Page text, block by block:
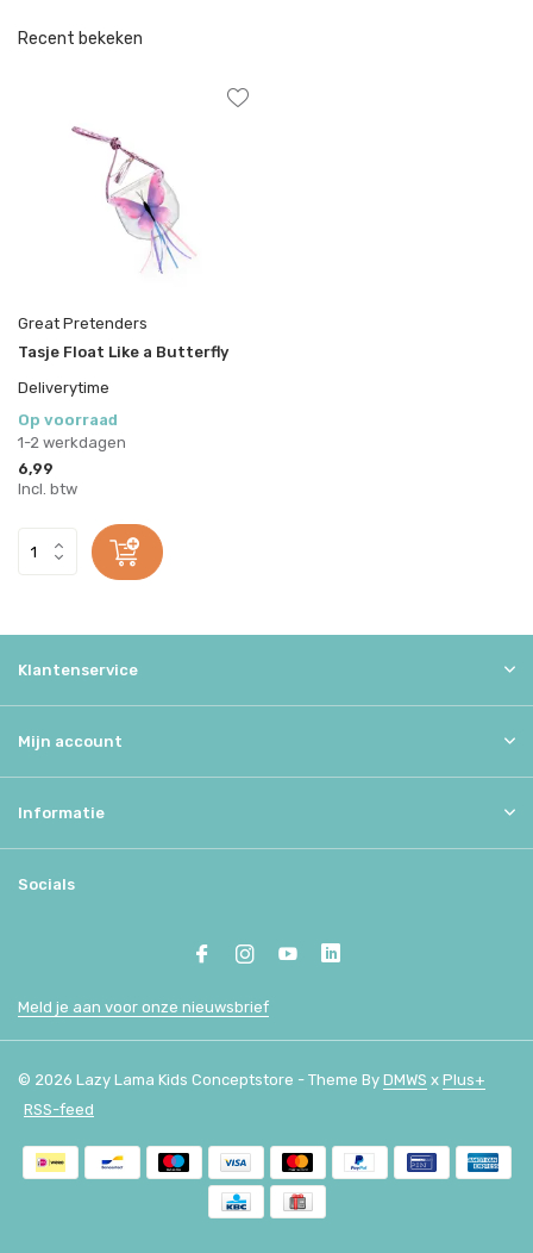
Recent bekeken
Great Pretenders
Tasje Float Like a Butterfly
Deliverytime
Op voorraad
1-2 werkdagen
6,99
Incl. btw
Klantenservice
Mijn account
Informatie
Socials
Meld je aan voor onze nieuwsbrief
© 2026 Lazy Lama Kids Conceptstore - Theme By DMWS x Plus+
RSS-feed